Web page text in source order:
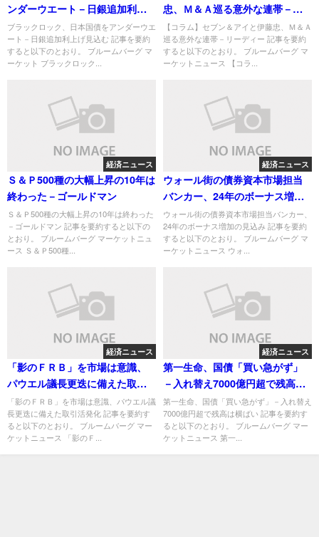
ンダーウエート－日銀追加利上
げ見込む
ブラックロック、日本国債をアンダーウエ
ート－日銀追加利上げ見込む 記事を要約
すると以下のとおり。 ブルームバーグ マ
ーケット ブラックロック...
忠、Ｍ＆Ａ巡る意外な連帯－リ
ーディー
【コラム】セブン＆アイと伊藤忠、Ｍ＆Ａ
巡る意外な連帯－リーディー 記事を要約
すると以下のとおり。 ブルームバーグ マ
ーケットニュース 【コラ...
経済ニュース
Ｓ＆Ｐ500種の大幅上昇の10年は
終わった－ゴールドマン
Ｓ＆Ｐ500種の大幅上昇の10年は終わった
－ゴールドマン 記事を要約すると以下の
とおり。 ブルームバーグ マーケットニュ
ース Ｓ＆Ｐ500種...
経済ニュース
ウォール街の債券資本市場担当
バンカー、24年のボーナス増加
の見込み
ウォール街の債券資本市場担当バンカー、
24年のボーナス増加の見込み 記事を要約
すると以下のとおり。 ブルームバーグ マ
ーケットニュース ウォ...
経済ニュース
「影のＦＲＢ」を市場は意識、
パウエル議長更迭に備えた取引
活発化
「影のＦＲＢ」を市場は意識、パウエル議
長更迭に備えた取引活発化 記事を要約す
ると以下のとおり。 ブルームバーグ マー
ケットニュース 「影のＦ...
経済ニュース
第一生命、国債「買い急がず」
－入れ替え7000億円超で残高は
横ばい
第一生命、国債「買い急がず」－入れ替え
7000億円超で残高は横ばい 記事を要約す
ると以下のとおり。 ブルームバーグ マー
ケットニュース 第一...